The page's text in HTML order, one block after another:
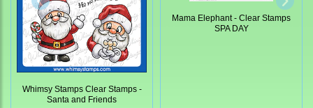
Whimsy Stamps Clear Stamps -
Santa and Friends
Mama Elephant - Clear Stamps
SPA DAY